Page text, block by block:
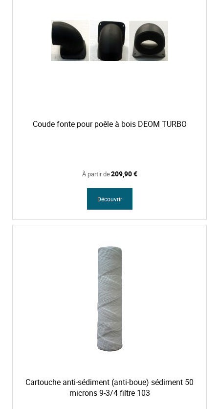
Coude fonte pour poêle à bois DEOM TURBO
À partir de209,90 €
Découvrir
Cartouche anti-sédiment (anti-boue) sédiment 50
microns 9-3/4 filtre 103